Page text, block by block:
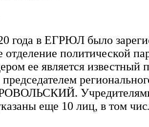
года в ЕГРЮЛ было
отделение политической
ее является известный
Учредителями
еще 10 лиц, в том